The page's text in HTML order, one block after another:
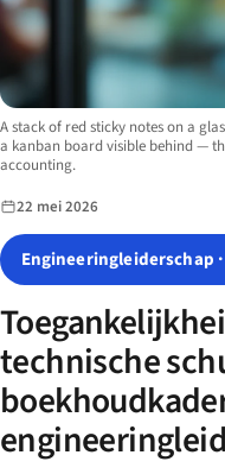
Image description:
A stack of red sticky notes on a
a kanban board visible behind —
accounting.
22 mei 2026
Engineeringleiderschap
technische